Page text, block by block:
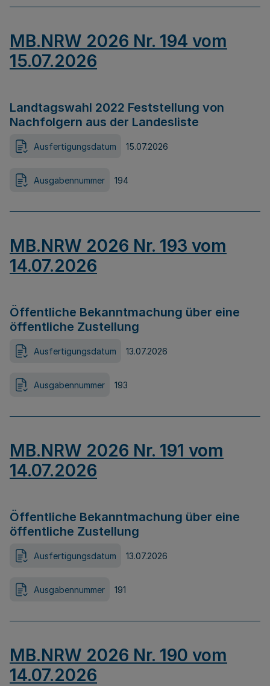
MB.NRW 2026 Nr. 194 vom
15.07.2026
Landtagswahl 2022 Feststellung von
Nachfolgern aus der Landesliste
Ausfertigungsdatum 15.07.2026
Ausgabennummer 194
MB.NRW 2026 Nr. 193 vom
14.07.2026
Öffentliche Bekanntmachung über eine
öffentliche Zustellung
Ausfertigungsdatum 13.07.2026
Ausgabennummer 193
MB.NRW 2026 Nr. 191 vom
14.07.2026
Öffentliche Bekanntmachung über eine
öffentliche Zustellung
Ausfertigungsdatum 13.07.2026
Ausgabennummer 191
MB.NRW 2026 Nr. 190 vom
14.07.2026